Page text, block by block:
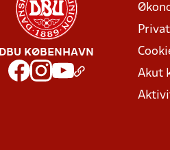
DBU KØBENHAVN
Akut